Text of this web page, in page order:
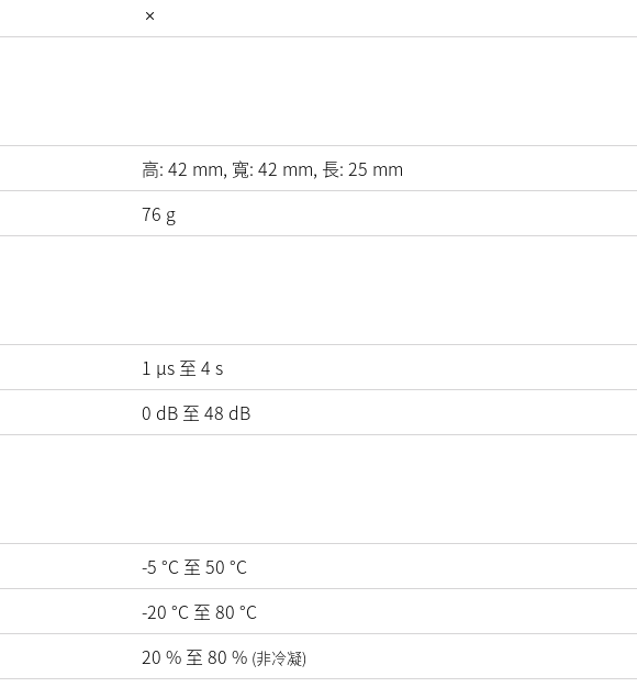
高: 42 mm, 寬: 42 mm, 長: 25 mm
76 g
1 µs 至 4 s
0 dB至 48 dB
-5 °C至 50 °C
-20 °C至 80 °C
20 %至 80 % (非冷凝)